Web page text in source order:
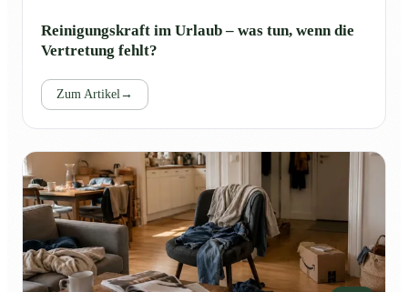
Reinigungskraft im Urlaub – was tun, wenn die
Vertretung fehlt?
Zum Artikel →